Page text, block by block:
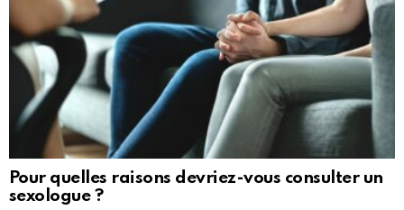
Pour quelles raisons devriez-vous consulter un
sexologue ?